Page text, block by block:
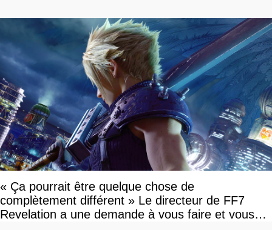
« Ça pourrait être quelque chose de
complètement différent » Le directeur de FF7
Revelation a une demande à vous faire et vous